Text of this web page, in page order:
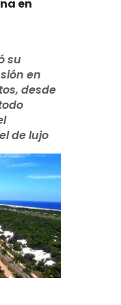
en
su
en
desde
de lujo